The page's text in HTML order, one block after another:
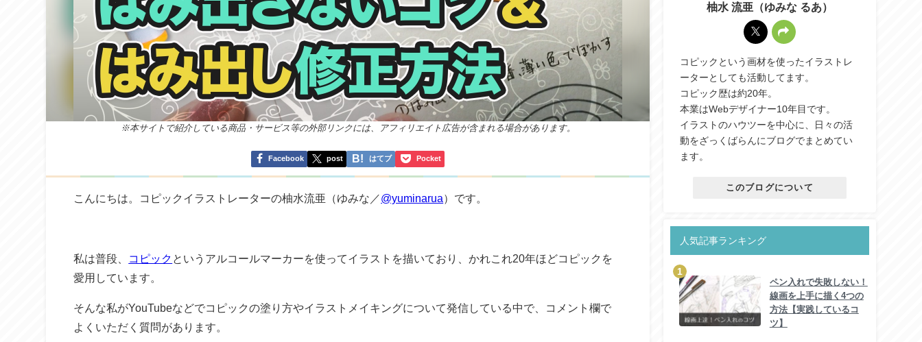
※本サイトで紹介している商品・サービス等の外部リンクには、アフィリエイト広告が含まれる場合があります。
Facebook post はてブ Pocket
こんにちは。コピックイラストレーターの柚水流亜（ゆみな／@yuminarua）です。
私は普段、 コピック というアルコールマーカーを使ってイラストを描いており、かれこれ20年ほどコピックを
愛用しています。
そんな私がYouTubeなどでコピックの塗り方やイラストメイキングについて発信している中で、コメント欄で
よくいただく質問があります。
柚水 流亜（ゆみな るあ）
コピックという画材を使ったイラストレ
ーターとしても活動してます。
コピック歴は約20年。
本業はWebデザイナー10年目です。
イラストのハウツーを中心に、日々の活
動をざっくばらんにブログでまとめてい
ます。
このブログについて
人気記事ランキング
ペン入れで失敗しない！
線画を上手に描く4つの
方法【実践しているコ
ツ】